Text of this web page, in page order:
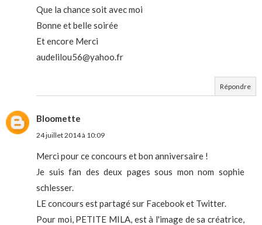
Que la chance soit avec moi
Bonne et belle soirée
Et encore Merci
audelilou56@yahoo.fr
Répondre
Bloomette
24 juillet 2014 à 10:09
Merci pour ce concours et bon anniversaire !
Je suis fan des deux pages sous mon nom sophie
schlesser.
LE concours est partagé sur Facebook et Twitter.
Pour moi, PETITE MILA, est à l'image de sa créatrice,